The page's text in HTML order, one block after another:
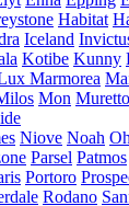
Habitat
Iceland
Kotibe Kunny
Marmorea
Mon Muretto
Niove Noah
Parsel Patmos
Portoro
Rodano